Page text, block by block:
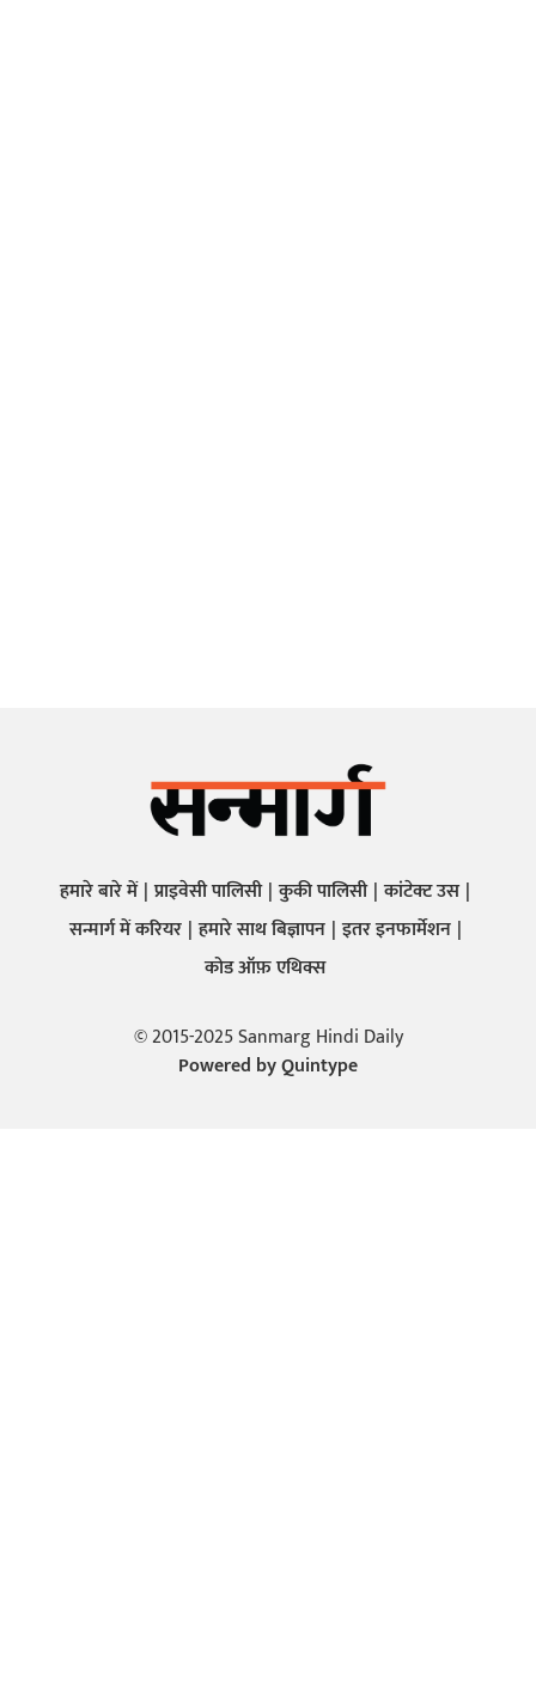
हमारे बारे में प्राइवेसी पालिसी कुकी पालिसी कांटेक्ट उस
सन्मार्ग में करियर हमारे साथ बिज्ञापन इतर इनफार्मेशन
कोड ऑफ़ एथिक्स
© 2015-2025 Sanmarg Hindi Daily
Powered byQuintype